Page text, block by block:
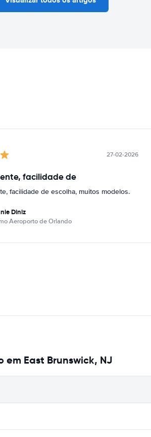
27-02-2026
facilidade de
facilidade de escolha, muitos modelos.
Diniz
Aeroporto de Orlando
East Brunswick, NJ